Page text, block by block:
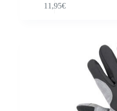
11,95€